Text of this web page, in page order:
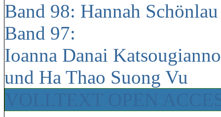
Band 98: Hannah
Band 97:
Ioanna Danai
und Ha Thao Suong Vu